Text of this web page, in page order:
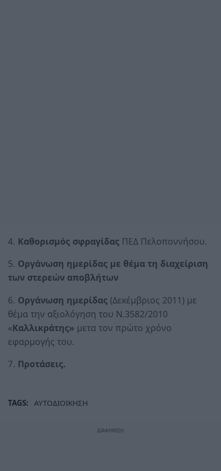
4. Καθορισμός σφραγίδας ΠΕΔ Πελοποννήσου.
5. Οργάνωση ημερίδας με θέμα τη διαχείριση
των στερεών αποβλήτων
6. Οργάνωση ημερίδας (Δεκέμβριος 2011) με
θέμα την αξιολόγηση του Ν.3582/2010
«Καλλικράτης» μετα τον πρώτο χρόνο
εφαρμογής του.
7. Προτάσεις.
TAGS: ΑΥΤΟΔΙΟΙΚΗΣΗ